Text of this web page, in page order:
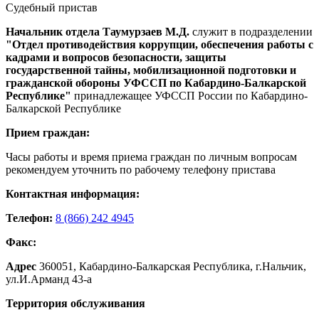
Судебный пристав
Начальник отдела Таумурзаев М.Д. служит в подразделении
"Отдел противодействия коррупции, обеспечения работы с
кадрами и вопросов безопасности, защиты
государственной тайны, мобилизационной подготовки и
гражданской обороны УФССП по Кабардино-Балкарской
Республике" принадлежащее УФССП России по Кабардино-
Балкарской Республике
Прием граждан:
Часы работы и время приема граждан по личным вопросам
рекомендуем уточнить по рабочему телефону пристава
Контактная информация:
Телефон: 8 (866) 242 4945
Факс:
Адрес 360051, Кабардино-Балкарская Республика, г.Нальчик,
ул.И.Арманд 43-а
Территория обслуживания